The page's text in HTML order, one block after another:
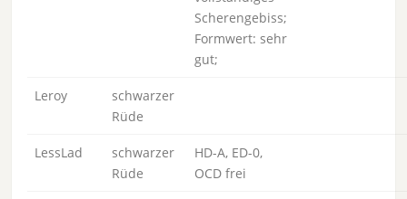
Scherengebiss;
Formwert: sehr
gut;
Leroy
schwarzer
Rüde
LessLad
schwarzer
Rüde
HD-A, ED-0,
OCD frei